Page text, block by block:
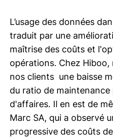
L’usage des données
traduit par une
maîtrise des coûts et
opérations. Chez
nos clients une baisse
du ratio de
d'affaires. Il en est de
Marc SA, qui a observé
progressive des coûts